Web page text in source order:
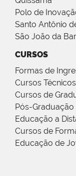
Polo de
Santo Antônio
São João da
CURSOS
Formas de
Cursos Técnicos
Cursos de
Pós-Graduação
Educação a
Cursos de
Educação de